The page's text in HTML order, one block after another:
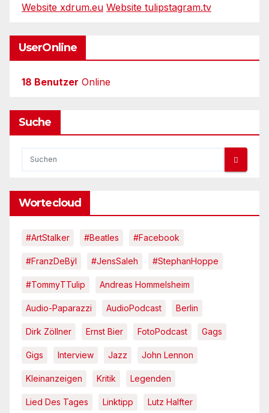
Website xdrum.eu Website tulipstagram.tv
UserOnline
18 Benutzer Online
Suche
Wortecloud
#ArtStalker #Beatles #Facebook
#FranzDeBÿl #JensSaleh #StephanHoppe
#TommyTTulip Andreas Hommelsheim
Audio-Paparazzi AudioPodcast Berlin
Dirk Zöllner Ernst Bier FotoPodcast Gags
Gigs Interview Jazz John Lennon
Kleinanzeigen Kritik Legenden
Lied Des Tages Linktipp Lutz Halfter